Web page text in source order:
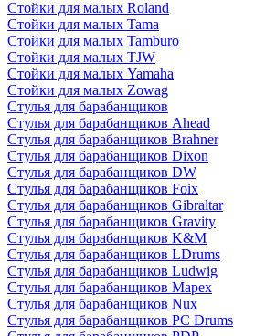
Стойки для малых Roland
Стойки для малых Tama
Стойки для малых Tamburo
Стойки для малых TJW
Стойки для малых Yamaha
Стойки для малых Zowag
Стулья для барабанщиков
Стулья для барабанщиков Ahead
Стулья для барабанщиков Brahner
Стулья для барабанщиков Dixon
Стулья для барабанщиков DW
Стулья для барабанщиков Foix
Стулья для барабанщиков Gibraltar
Стулья для барабанщиков Gravity
Стулья для барабанщиков K&M
Стулья для барабанщиков LDrums
Стулья для барабанщиков Ludwig
Стулья для барабанщиков Mapex
Стулья для барабанщиков Nux
Стулья для барабанщиков PC Drums